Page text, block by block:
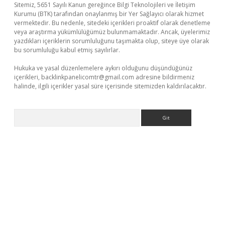
Sitemiz, 5651 Sayılı Kanun gereğince Bilgi Teknolojileri ve İletişim
Kurumu (BTK) tarafından onaylanmış bir Yer Sağlayıcı olarak hizmet
vermektedir. Bu nedenle, sitedeki içerikleri proaktif olarak denetleme
veya araştırma yükümlülüğümüz bulunmamaktadır. Ancak, üyelerimiz
yazdıkları içeriklerin sorumluluğunu taşımakta olup, siteye üye olarak
bu sorumluluğu kabul etmiş sayılırlar.
Hukuka ve yasal düzenlemelere aykırı olduğunu düşündüğünüz
içerikleri, backlinkpanelicomtr@gmail.com adresine bildirmeniz
halinde, ilgili içerikler yasal süre içerisinde sitemizden kaldırılacaktır.